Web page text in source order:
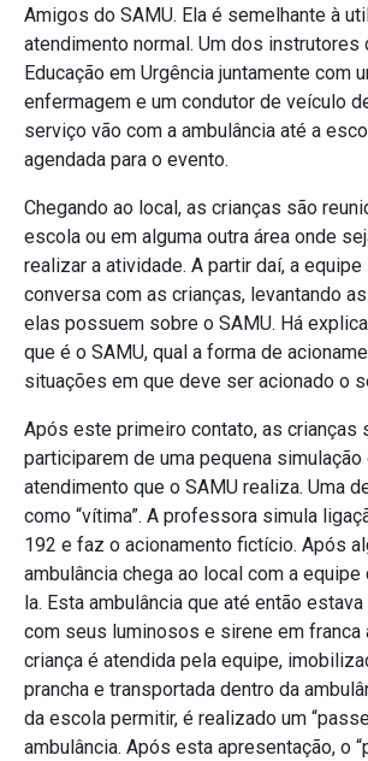
Amigos do SAMU. Ela é semelhante à
atendimento normal. Um dos instrutores
Educação em Urgência juntamente com
enfermagem e um condutor de veículo
serviço vão com a ambulância até a
agendada para o evento.
Chegando ao local, as crianças são
escola ou em alguma outra área onde
realizar a atividade. A partir daí, a equipe
conversa com as crianças, levantando
elas possuem sobre o SAMU. Há
que é o SAMU, qual a forma de
situações em que deve ser acionado o
Após este primeiro contato, as crianças
participarem de uma pequena simulação
atendimento que o SAMU realiza. Uma
como “vítima”. A professora simula
192 e faz o acionamento fictício. Após
ambulância chega ao local com a
la. Esta ambulância que até então
com seus luminosos e sirene em franca
criança é atendida pela equipe,
prancha e transportada dentro da
da escola permitir, é realizado um
ambulância. Após esta apresentação, o